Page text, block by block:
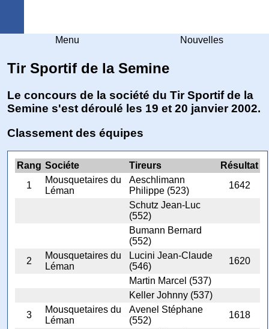
Menu Nouvelles
Tir Sportif de la Semine
Le concours de la société du Tir Sportif de la
Semine s'est déroulé les 19 et 20 janvier 2002.
Classement des équipes
Rang Sociéte Tireurs
Résultat
1
Mousquetaires du
Léman
Aeschlimann
Philippe (523)
1642
Schutz Jean-Luc
(552)
Bumann Bernard
(552)
2
Mousquetaires du
Léman
Lucini Jean-Claude
(546)
1620
Martin Marcel (537)
Keller Johnny (537)
3
Mousquetaires du
Léman
Avenel Stéphane
(552)
1618